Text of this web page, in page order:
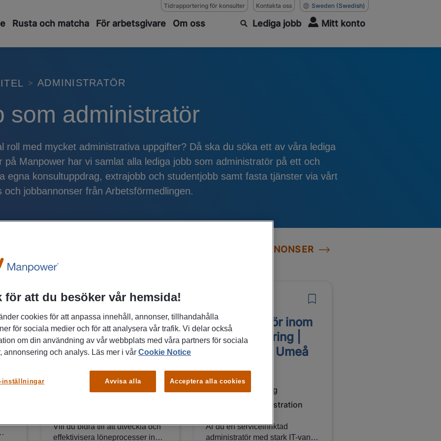
Tidrapportering för konsulter Kontakta oss Sweden (Swedish)
Rusta och matcha För arbetsgivare Om oss Lediga jobb Mitt konto
ADMINISTRATÖR
som administratör
roll med mycket administrativa uppgifter? Då ska du söka ett av våra lediga
på Manpower har vi samlat alla lediga jobb som administratör på ett och
egna konsultuppdrag, extrajobb och studentjobb samt fasta tjänster via vårt
jobbannonser från Arbetsförmedlingen.
SE ALLA JOBBANNONSER
|
08/07/2026
Löneadministratör
40% med Agda PS
Stockholm
Stockholm
Konsultuppdrag
Vill du bidra till att utveckla och
effektivisera löneprocesser inom
Administratör inom
avtalshantering |
Manpower | Umeå
Konsultuppdrag
Kontor, Administration
Är du en serviceinriktad
administratör med stark IT-vana
för att du besöker vår hemsida!
cookies för att anpassa innehåll, annonser, tillhandahålla
för sociala medier och för att analysera vår trafik. Vi delar också
om din användning av vår webbplats med våra partners för sociala
annonsering och analys. Läs mer i vårCookie Notice
Avvisa alla Acceptera alla cookies
inställningar